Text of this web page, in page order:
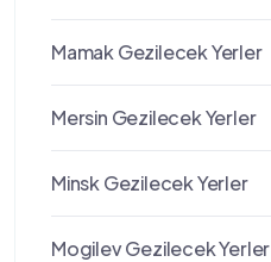
Mamak Gezilecek Yerler
Mersin Gezilecek Yerler
Minsk Gezilecek Yerler
Mogilev Gezilecek Yerler